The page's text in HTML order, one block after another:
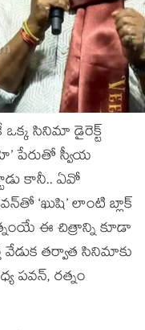
ఒక్క సినిమా డైరెక్ట్
పేరుతో స్వీయ
కానీ.. ఏవో
‘ఖుషి’ లాంటి బ్లాక్
ఈ చిత్రాన్ని కూడా
తర్వాత సినిమాకు
పవన్, రత్నం